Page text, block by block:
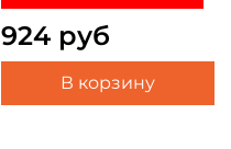
924 руб
В корзину